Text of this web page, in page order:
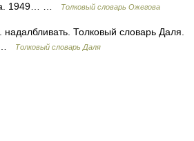
1949… …
Толковый словарь Ожегова
Толковый словарь Даля.
…
Толковый словарь Даля